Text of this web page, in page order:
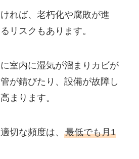
れば、老朽化や腐敗が進
リスクもあります。
室内に湿気が溜まりカビが
が錆びたり、設備が故障し
まります。
切な頻度は、 最低でも月1